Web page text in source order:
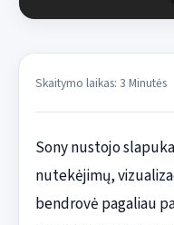
Skaitymo laikas: 3 Minutės
Sony nustojo
nutekėjimų,
bendrovė pagaliau